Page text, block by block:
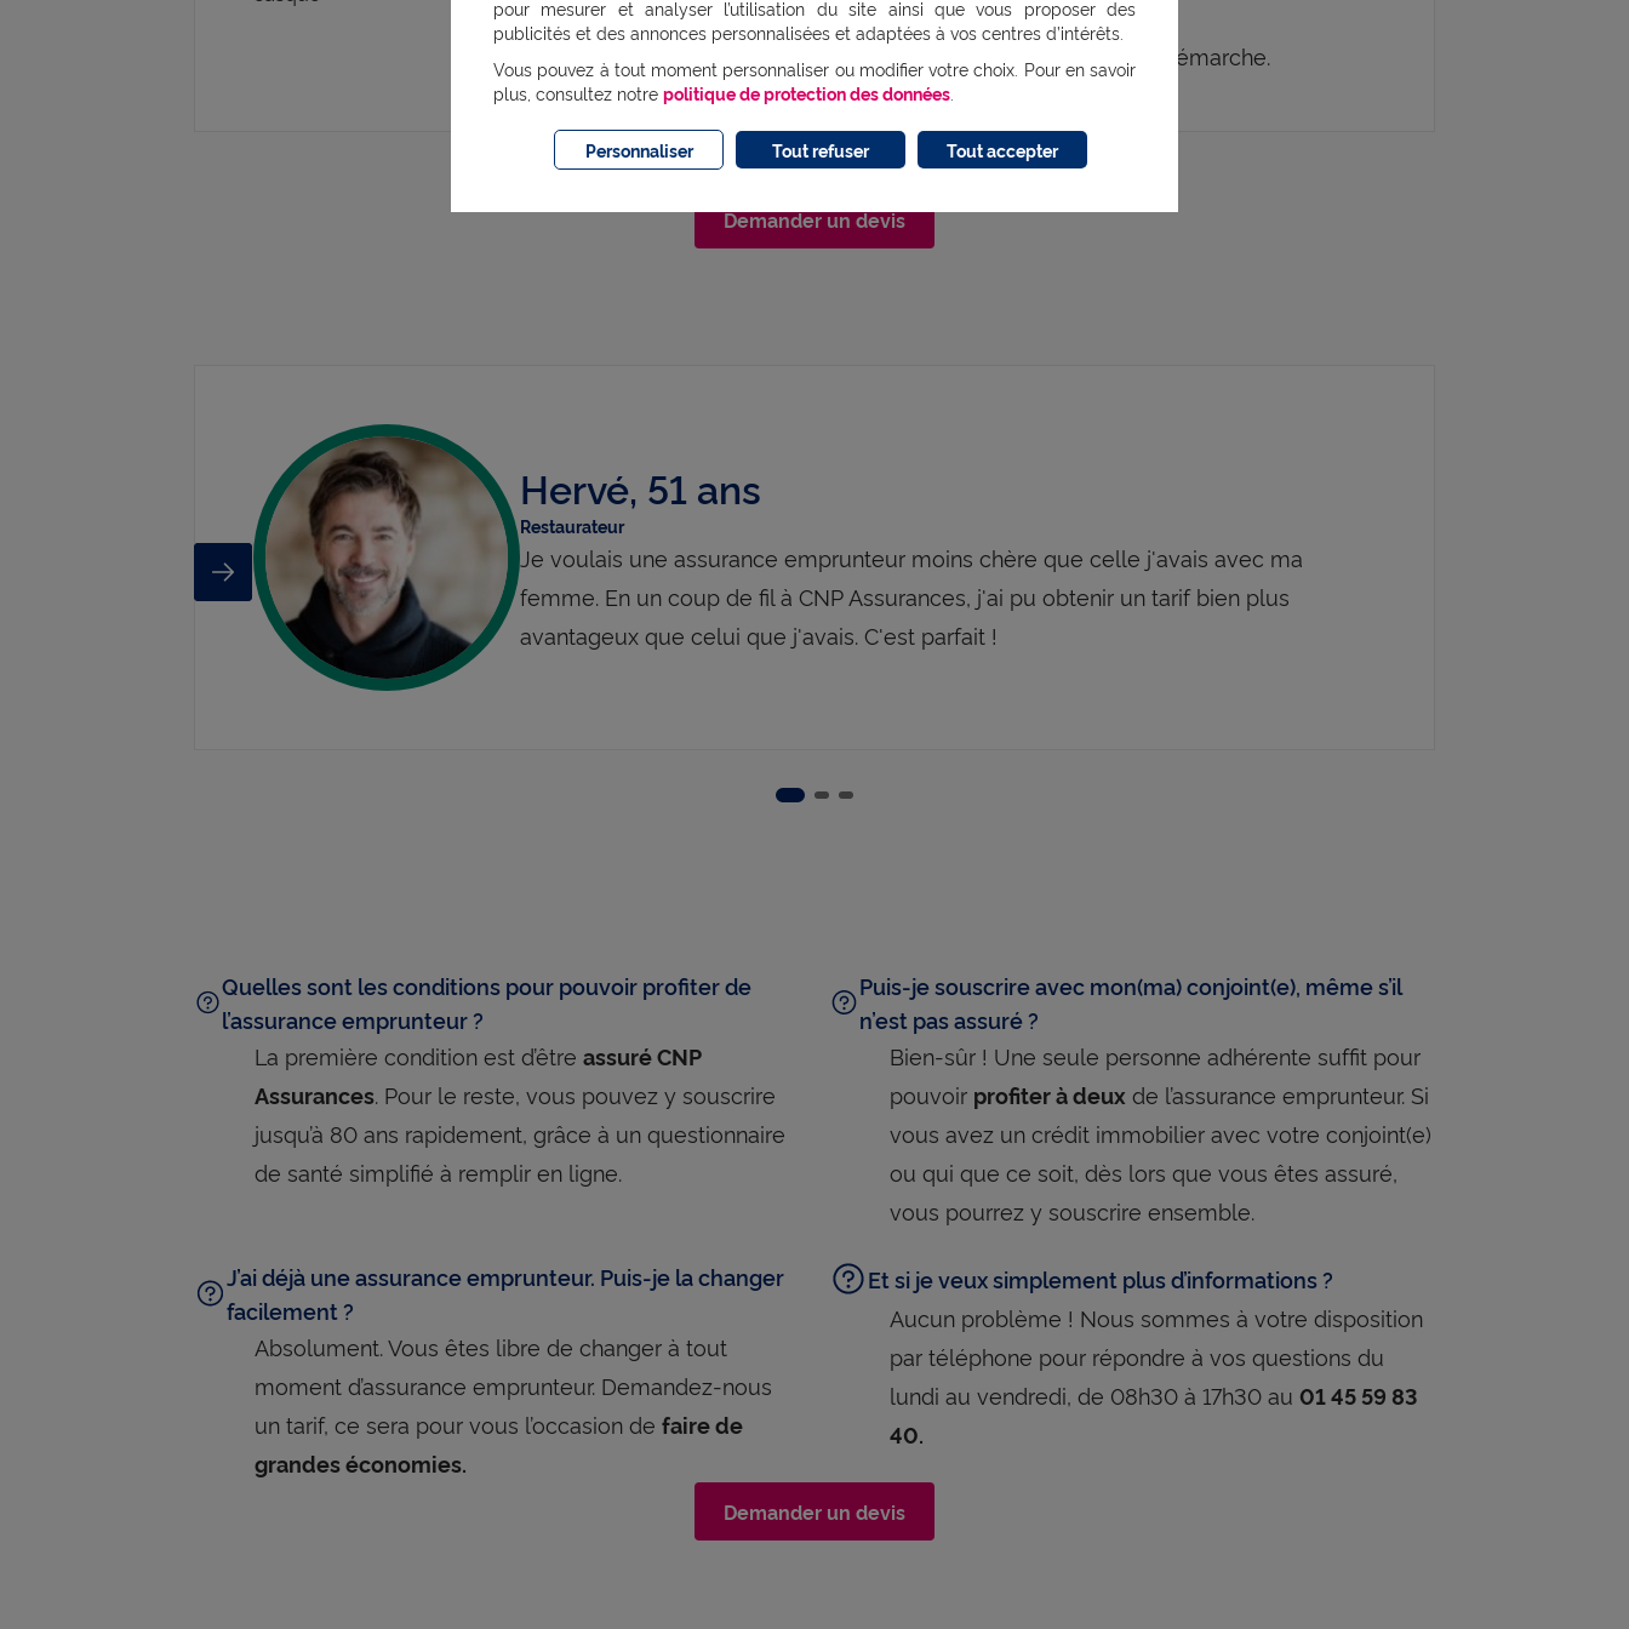
faire des économies ?
Rejoignez-nous, votre conseiller vous accompagne dans toute la démarche.
Demander un devis
Previous
Hervé, 51 ans
Restaurateur
Je voulais une assurance emprunteur moins chère que celle j'avais avec ma
femme. En un coup de fil à CNP Assurances, j'ai pu obtenir un tarif bien plus
avantageux que celui que j'avais. C'est parfait !
Next
Slide 1
Quelles sont les conditions pour pouvoir profiter de
l’assurance emprunteur ?
La première condition est d’être assuré CNP
Assurances. Pour le reste, vous pouvez y souscrire
jusqu’à 80 ans rapidement, grâce à un questionnaire
de santé simplifié à remplir en ligne.
Puis-je souscrire avec mon(ma) conjoint(e), même s’il
n’est pas assuré ?​
Bien-sûr ! Une seule personne adhérente suffit pour
pouvoir profiter à deux de l’assurance emprunteur. Si
vous avez un crédit immobilier avec votre conjoint(e)
ou qui que ce soit, dès lors que vous êtes assuré,
vous pourrez y souscrire ensemble.​
J’ai déjà une assurance emprunteur. Puis-je la changer
facilement ?
Absolument. Vous êtes libre de changer à tout
moment d’assurance emprunteur. Demandez-nous
un tarif, ce sera pour vous l’occasion de faire de
grandes économies.
Et si je veux simplement plus d’informations ?
Aucun problème ! Nous sommes à votre disposition
par téléphone pour répondre à vos questions du
lundi au vendredi, de 08h30 à 17h30 au 01 45 59 83
40.
Demander un devis
pour mesurer et analyser l’utilisation du site ainsi que vous proposer des
publicités et des annonces personnalisées et adaptées à vos centres d’intérêts.
Vous pouvez à tout moment personnaliser ou modifier votre choix. Pour en savoir
plus, consultez notre politique de protection des données
Personnaliser Tout refuser Tout accepter